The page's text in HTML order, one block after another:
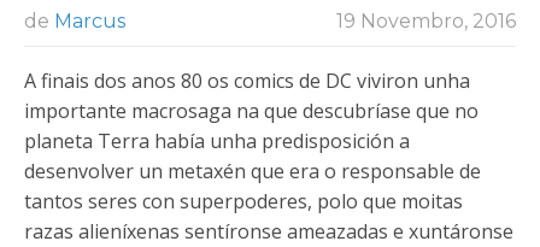
de Marcus 19 Novembro, 2016
A finais dos anos 80 os comics de DC viviron unha
importante macrosaga na que descubríase que no
planeta Terra había unha predisposición a
desenvolver un metaxén que era o responsable de
tantos seres con superpoderes, polo que moitas
razas alieníxenas sentíronse ameazadas e xuntáronse